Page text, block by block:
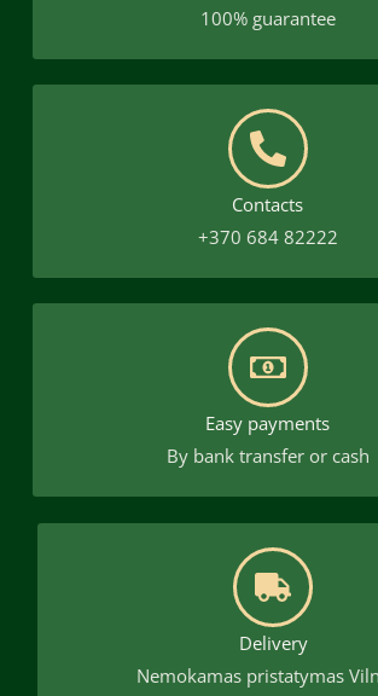
100% guarantee
Contacts
+370 684 82222
Easy payments
By bank transfer or cash
Delivery
Nemokamas pristatymas